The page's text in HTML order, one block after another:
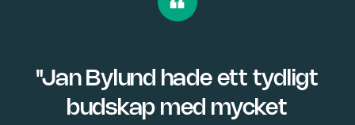
"Jan Bylund hade ett tydligt
budskap med mycket